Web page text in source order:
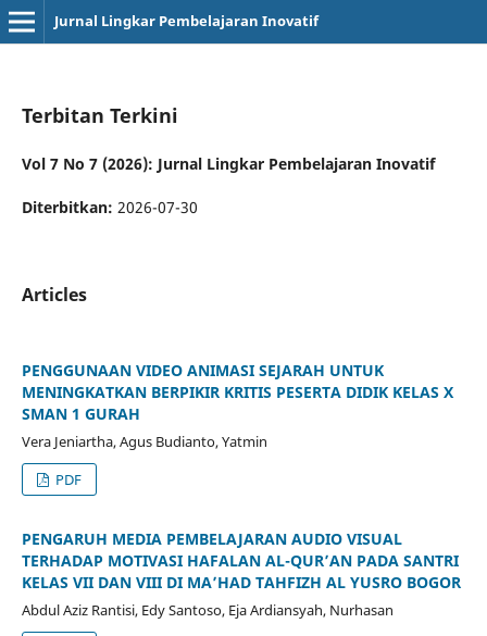
Jurnal Lingkar Pembelajaran Inovatif
Terbitan Terkini
Vol 7 No 7 (2026): Jurnal Lingkar Pembelajaran Inovatif
Diterbitkan: 2026-07-30
Articles
PENGGUNAAN VIDEO ANIMASI SEJARAH UNTUK
MENINGKATKAN BERPIKIR KRITIS PESERTA DIDIK KELAS X
SMAN 1 GURAH
Vera Jeniartha, Agus Budianto, Yatmin
PDF
PENGARUH MEDIA PEMBELAJARAN AUDIO VISUAL
TERHADAP MOTIVASI HAFALAN AL-QUR’AN PADA SANTRI
KELAS VII DAN VIII DI MA’HAD TAHFIZH AL YUSRO BOGOR
Abdul Aziz Rantisi, Edy Santoso, Eja Ardiansyah, Nurhasan